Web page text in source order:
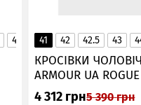
40 40.5
41
▲
41 42 42.5 43
КРОСІВКИ
ARMOUR UA ROGUE 6006719-
025
4 312 грн5 390 грн